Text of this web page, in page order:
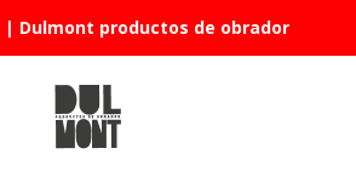
| Dulmont productos de obrador